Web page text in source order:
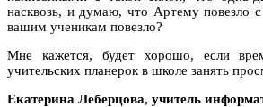
насквозь, и думаю, что Артему повезло
вашим ученикам повезло?
Мне кажется, будет хорошо, если
учительских планерок в школе занять
Екатерина Леберцова, учитель